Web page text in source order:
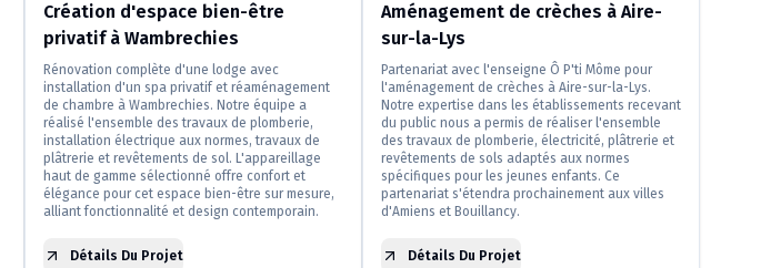
Création d'espace bien-être
privatif à Wambrechies
Rénovation complète d'une lodge avec
installation d'un spa privatif et réaménagement
de chambre à Wambrechies. Notre équipe a
réalisé l'ensemble des travaux de plomberie,
installation électrique aux normes, travaux de
plâtrerie et revêtements de sol. L'appareillage
haut de gamme sélectionné offre confort et
élégance pour cet espace bien-être sur mesure,
alliant fonctionnalité et design contemporain.
Détails Du Projet
Aménagement de crèches à Aire-
sur-la-Lys
Partenariat avec l'enseigne Ô P'ti Môme pour
l'aménagement de crèches à Aire-sur-la-Lys.
Notre expertise dans les établissements recevant
du public nous a permis de réaliser l'ensemble
des travaux de plomberie, électricité, plâtrerie et
revêtements de sols adaptés aux normes
spécifiques pour les jeunes enfants. Ce
partenariat s'étendra prochainement aux villes
d'Amiens et Bouillancy.
Détails Du Projet